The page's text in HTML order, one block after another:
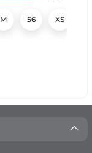
M 56 XS